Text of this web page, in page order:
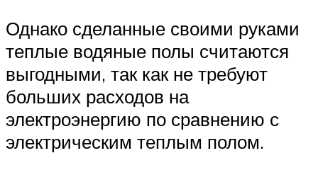
Однако сделанные своими руками
теплые водяные полы считаются
выгодными, так как не требуют
больших расходов на
электроэнергию по сравнению с
электрическим теплым полом.